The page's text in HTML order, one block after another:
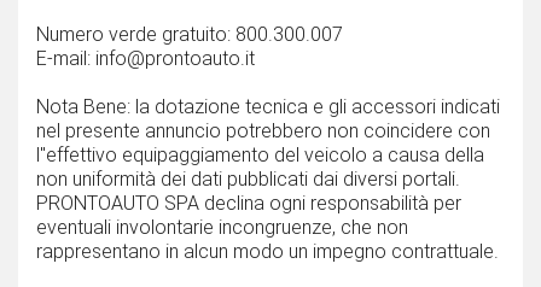
Numero verde gratuito: 800.300.007
E-mail: info@prontoauto.it
Nota Bene: la dotazione tecnica e gli accessori indicati
nel presente annuncio potrebbero non coincidere con
l''effettivo equipaggiamento del veicolo a causa della
non uniformità dei dati pubblicati dai diversi portali.
PRONTOAUTO SPA declina ogni responsabilità per
eventuali involontarie incongruenze, che non
rappresentano in alcun modo un impegno contrattuale.